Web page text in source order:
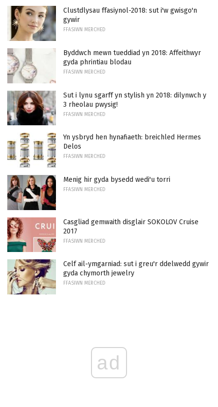
Clustdlysau ffasiynol-2018: sut i'w gwisgo'n
gywir
FFASIWN MERCHED
Byddwch mewn tueddiad yn 2018: Affeithwyr
gyda phrintiau blodau
FFASIWN MERCHED
Sut i lynu sgarff yn stylish yn 2018: dilynwch y
3 rheolau pwysig!
FFASIWN MERCHED
Yn ysbryd hen hynafiaeth: breichled Hermes
Delos
FFASIWN MERCHED
Menig hir gyda bysedd wedi'u torri
FFASIWN MERCHED
Casgliad gemwaith disglair SOKOLOV Cruise
2017
FFASIWN MERCHED
Celf ail-ymgarniad: sut i greu'r ddelwedd gywir
gyda chymorth jewelry
FFASIWN MERCHED
ad